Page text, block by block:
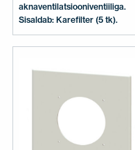
aknaventilatsiooniventiiliga.
Sisaldab: Karefilter (5 tk).